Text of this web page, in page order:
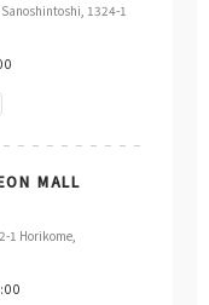
Sanoshintoshi, 1324-1
MALL
1 Horikome,